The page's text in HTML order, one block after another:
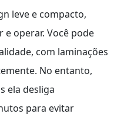
leve e compacto,
operar. Você pode
com laminações
No entanto,
ela desliga
para evitar